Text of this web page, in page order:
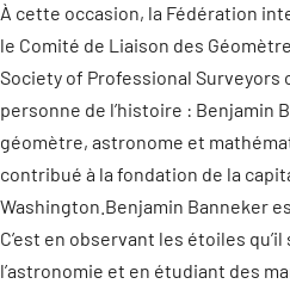
À cette occasion, la Fédération
le Comité de Liaison des
Society of Professional Surveyors
personne de l’histoire : Benjamin
géomètre, astronome et
contribué à la fondation de la
Washington. Benjamin Banneker
C’est en observant les étoiles
l’astronomie et en étudiant des